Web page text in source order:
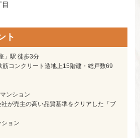
ト
」駅 徒歩3分
コンクリート造地上15階建・総戸数69
ンション
が売主の高い品質基準をクリアした「ブ
ョン